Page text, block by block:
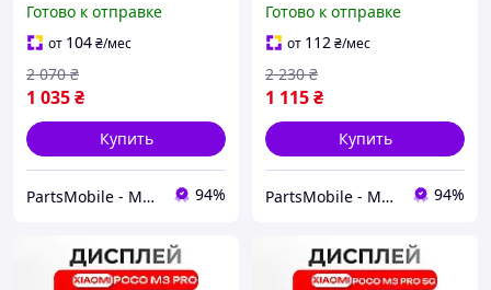
качества, экран на
Ксиоми Поко М3
Готово к отправке
от 104₴/мес
1 035₴
2 070 ₴
Купить
PartsMobile - Магазин запчастин (телефони, планшети, ноутбуки) 94%
оригинального качества,
экран на Ксиоми Поко М3
Про
Готово к отправке
от 112₴/мес
1 115₴
2 230 ₴
Купить
PartsMobile - Магазин запчастин (телефони, планшети, ноутбуки) 94%